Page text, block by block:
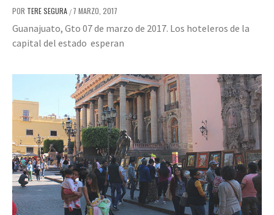
POR TERE SEGURA / 7 MARZO, 2017
Guanajuato, Gto 07 de marzo de 2017. Los hoteleros de la
capital del estado esperan